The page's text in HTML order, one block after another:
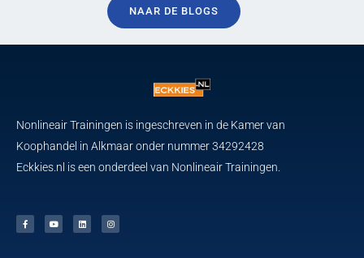
NAAR DE BLOGS
Nonlineair Trainingen is ingeschreven in de Kamer van
Koophandel in Alkmaar onder nummer 34292428
Eckkies.nl is een onderdeel van Nonlineair Trainingen.
c
e
b
u
t
u
n
k
e
s
t
a